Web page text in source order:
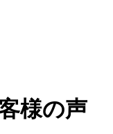
様の声